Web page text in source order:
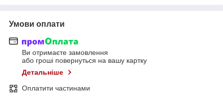
Умови оплати
Ви отримаєте замовлення
або гроші повернуться на вашу картку
Детальніше
Оплатити частинами